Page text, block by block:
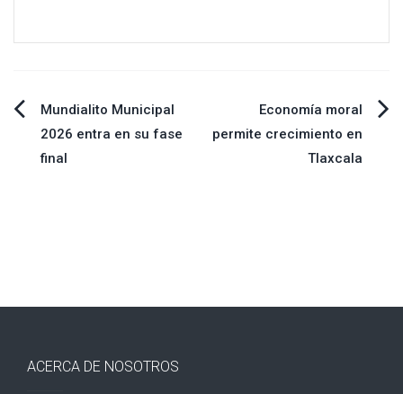
Navegación
de
Mundialito Municipal
2026 entra en su fase
final
Economía moral
permite crecimiento en
Tlaxcala
ACERCA DE NOSOTROS